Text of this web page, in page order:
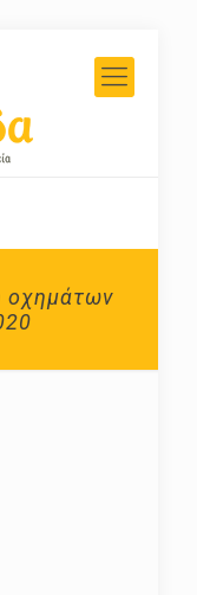
οχημάτων